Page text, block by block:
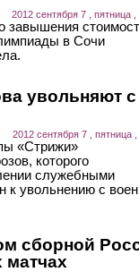
2012 сентября 7 , пятница ,
завышения
в Сочи
увольняют с
2012 сентября 7 , пятница ,
«Стрижи»
которого
служебными
к увольнению с
сборной